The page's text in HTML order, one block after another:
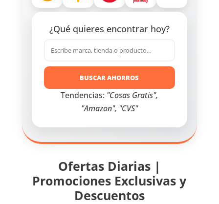
¿Qué quieres encontrar hoy?
BUSCAR AHORROS
Tendencias: "Cosas Gratis",
"Amazon", "CVS"
Ofertas Diarias |
Promociones Exclusivas y
Descuentos